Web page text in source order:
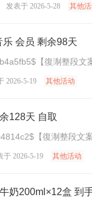
发表于 2026-5-28 其他
乐 会员 剩余98天
【復淛整段文
2026-5-19 其他活动
128天 自取
【復淛整段文
于 2026-5-19 其他活动
奶200ml×12盒 到